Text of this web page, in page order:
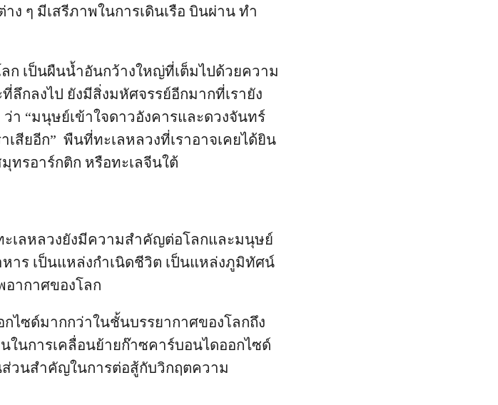
ง ๆ มีเสรีภาพในการเดินเรือ บินผ่าน ทำ
ก เป็นผืนน้ำอันกว้างใหญ่ที่เต็มไปด้วยความ
กลงไป ยังมีสิ่งมหัศจรรย์อีกมากที่เรายัง
า “มนุษย์เข้าใจดาวอังคารและดวงจันทร์
สียอีก” พืนที่ทะเลหลวงที่เราอาจเคยได้ยิน
รอาร์กติก หรือทะเลจีนใต้
เลหลวงยังมีความสำคัญต่อโลกและมนุษย์
าร เป็นแหล่งกำเนิดชีวิต เป็นแหล่งภูมิทัศน์
ากาศของโลก
ไซด์มากกว่าในชั้นบรรยากาศของโลกถึง
ในการเคลื่อนย้ายก๊าซคาร์บอนไดออกไซด์
ส่วนสำคัญในการต่อสู้กับวิกฤตความ